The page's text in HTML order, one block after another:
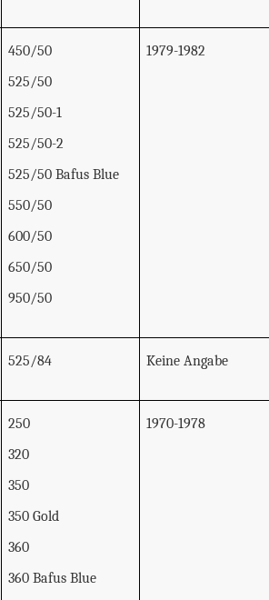
450/50
525/50
525/50-1
525/50-2
525/50 Bafus Blue
550/50
600/50
650/50
950/50
1979-1982
525/84 Keine Angabe
250
320
350
350 Gold
360
360 Bafus Blue
1970-1978